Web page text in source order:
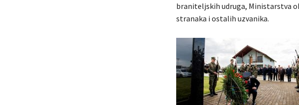
braniteljskih udruga, Ministarstva
stranaka i ostalih uzvanika.